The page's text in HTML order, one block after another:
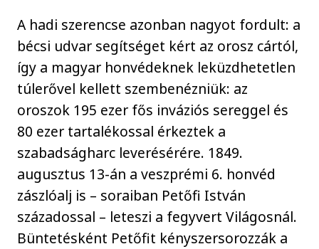
A hadi szerencse azonban nagyot fordult: a
bécsi udvar segítséget kért az orosz cártól,
így a magyar honvédeknek leküzdhetetlen
túlerővel kellett szembenézniük: az
oroszok 195 ezer fős inváziós sereggel és
80 ezer tartalékossal érkeztek a
szabadságharc leverésérére. 1849.
augusztus 13-án a veszprémi 6. honvéd
zászlóalj is – soraiban Petőfi István
századossal – leteszi a fegyvert Világosnál.
Büntetésként Petőfit kényszersorozzák a